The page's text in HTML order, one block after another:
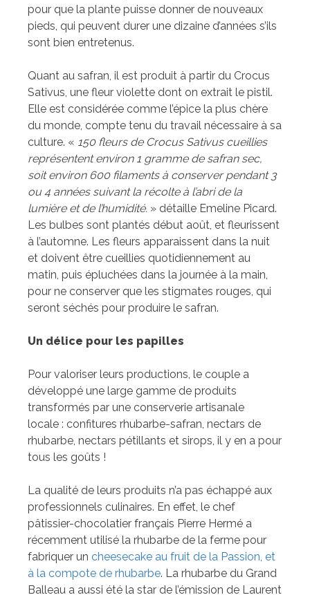
pour que la plante puisse donner de nouveaux
pieds, qui peuvent durer une dizaine d’années s’ils
sont bien entretenus.
Quant au safran, il est produit à partir du Crocus
Sativus, une fleur violette dont on extrait le pistil.
Elle est considérée comme l’épice la plus chère
du monde, compte tenu du travail nécessaire à sa
culture. « 150 fleurs de Crocus Sativus cueillies
représentent environ 1 gramme de safran sec,
soit environ 600 filaments à conserver pendant 3
ou 4 années suivant la récolte à l’abri de la
lumière et de l’humidité. » détaille Emeline Picard.
Les bulbes sont plantés début août, et fleurissent
à l’automne. Les fleurs apparaissent dans la nuit
et doivent être cueillies quotidiennement au
matin, puis épluchées dans la journée à la main,
pour ne conserver que les stigmates rouges, qui
seront séchés pour produire le safran.
Un délice pour les papilles
Pour valoriser leurs productions, le couple a
développé une large gamme de produits
transformés par une conserverie artisanale
locale : confitures rhubarbe-safran, nectars de
rhubarbe, nectars pétillants et sirops, il y en a pour
tous les goûts !
La qualité de leurs produits n’a pas échappé aux
professionnels culinaires. En effet, le chef
pâtissier-chocolatier français Pierre Hermé a
récemment utilisé la rhubarbe de la ferme pour
fabriquer un cheesecake au fruit de la Passion, et
à la compote de rhubarbe. La rhubarbe du Grand
Balleau a aussi été la star de l’émission de Laurent